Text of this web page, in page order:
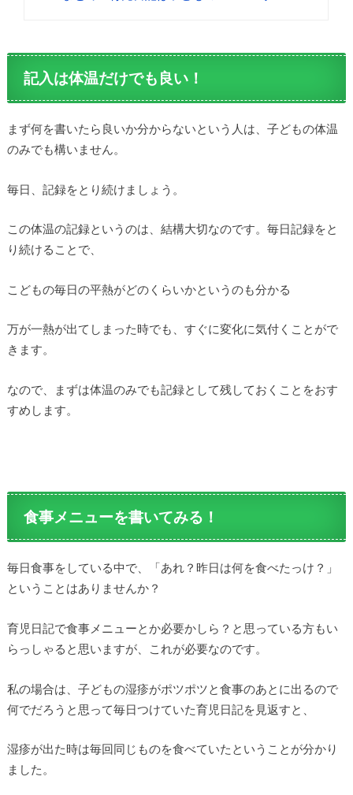
記入は体温だけでも良い！
まず何を書いたら良いか分からないという人は、子どもの体温
のみでも構いません。
毎日、記録をとり続けましょう。
この体温の記録というのは、結構大切なのです。毎日記録をと
り続けることで、
こどもの毎日の平熱がどのくらいかというのも分かる
万が一熱が出てしまった時でも、すぐに変化に気付くことがで
きます。
なので、まずは体温のみでも記録として残しておくことをおす
すめします。
食事メニューを書いてみる！
毎日食事をしている中で、「あれ？昨日は何を食べたっけ？」
ということはありませんか？
育児日記で食事メニューとか必要かしら？と思っている方もい
らっしゃると思いますが、これが必要なのです。
私の場合は、子どもの湿疹がポツポツと食事のあとに出るので
何でだろうと思って毎日つけていた育児日記を見返すと、
湿疹が出た時は毎回同じものを食べていたということが分かり
ました。